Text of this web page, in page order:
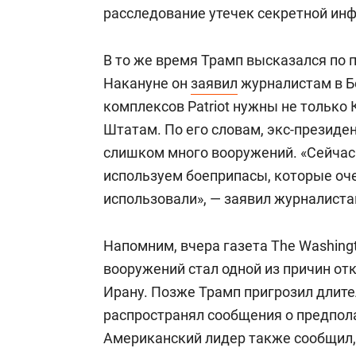
расследование утечек секретной
В то же время Трамп высказался по
Накануне он заявил журналистам в
комплексов Patriot нужны не
Штатам. По его словам, экс-
слишком много вооружений.
используем боеприпасы, которые
использовали», — заявил
Напомним, вчера газета The
вооружений стал одной из причин
Ирану. Позже Трамп пригрозил
распространял сообщения о
Американский лидер также